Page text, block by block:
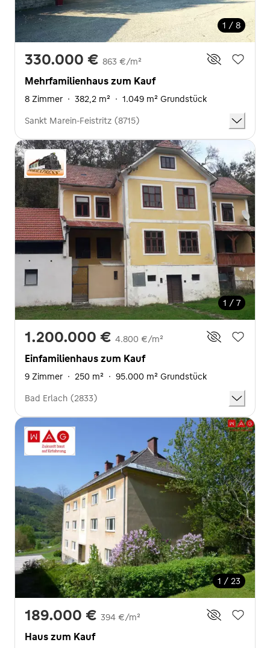
1 / 8
330.000 € 863 €/m²
Mehrfamilienhaus zum Kauf
8 Zimmer · 382,2 m² · 1.049 m² Grundstück
Sankt Marein-Feistritz (8715)
1 / 7
1.200.000 € 4.800 €/m²
Einfamilienhaus zum Kauf
9 Zimmer · 250 m² · 95.000 m² Grundstück
Bad Erlach (2833)
1 / 23
189.000 € 394 €/m²
Haus zum Kauf